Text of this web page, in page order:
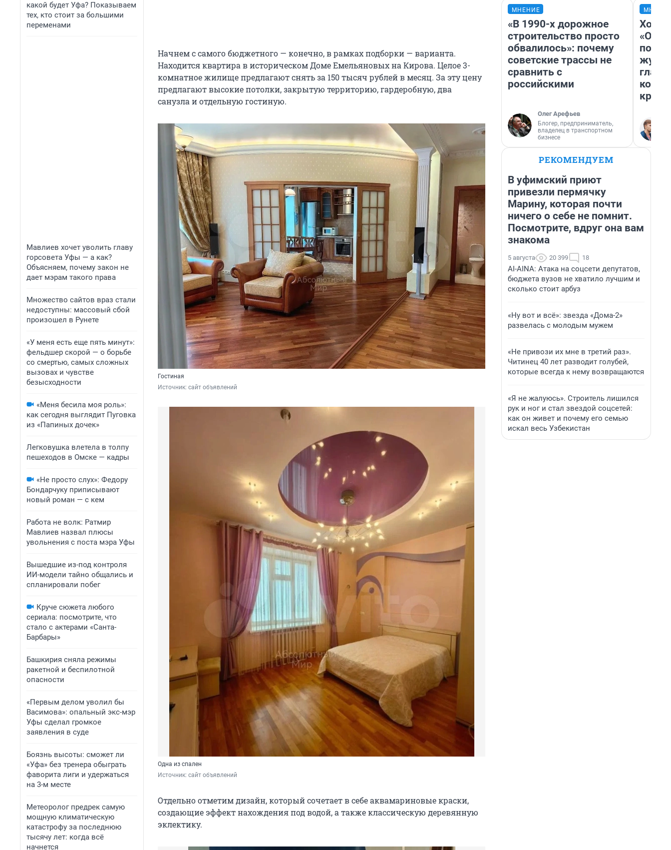
какой будет Уфа? Показываем
тех, кто стоит за большими
переменами
Мавлиев хочет уволить главу
горсовета Уфы — а как?
Объясняем, почему закон не
дает мэрам такого права
Множество сайтов враз стали
недоступны: массовый сбой
произошел в Рунете
«У меня есть еще пять минут»:
фельдшер скорой — о борьбе
со смертью, самых сложных
вызовах и чувстве
безысходности
«Меня бесила моя роль»:
как сегодня выглядит Пуговка
из «Папиных дочек»
Легковушка влетела в толпу
пешеходов в Омске — кадры
«Не просто слух»: Федору
Бондарчуку приписывают
новый роман — с кем
Работа не волк: Ратмир
Мавлиев назвал плюсы
увольнения с поста мэра Уфы
Вышедшие из-под контроля
ИИ-модели тайно общались и
спланировали побег
Круче сюжета любого
сериала: посмотрите, что
стало с актерами «Санта-
Барбары»
Башкирия сняла режимы
ракетной и беспилотной
опасности
«Первым делом уволил бы
Васимова»: опальный экс-мэр
Уфы сделал громкое
заявления в суде
Боязнь высоты: сможет ли
«Уфа» без тренера обыграть
фаворита лиги и удержаться
на 3-м месте
Метеоролог предрек самую
мощную климатическую
катастрофу за последнюю
тысячу лет: когда всё
начнется
Начнем с самого бюджетного — конечно, в рамках подборки — варианта.
Находится квартира в историческом Доме Емельяновых на Кирова. Целое 3-
комнатное жилище предлагают снять за 150 тысяч рублей в месяц. За эту цену
предлагают высокие потолки, закрытую территорию, гардеробную, два
санузла и отдельную гостиную.
Гостиная
Источник: сайт объявлений
Одна из спален
Источник: сайт объявлений
Отдельно отметим дизайн, который сочетает в себе аквамариновые краски,
создающие эффект нахождения под водой, а также классическую деревянную
эклектику.
МНЕНИЕ
«В 1990-х дорожное
строительство просто
обвалилось»: почему
советские трассы не
сравнить с
российскими
Олег Арефьев
Блогер, предприниматель,
владелец в транспортном
бизнесе
Хоть
РЕКОМЕНДУЕМ
В уфимский приют
привезли пермячку
Марину, которая почти
ничего о себе не помнит.
Посмотрите, вдруг она вам
знакома
5 августа 20 399 18
AI-AINA: Атака на соцсети депутатов,
бюджета вузов не хватило лучшим и
сколько стоит арбуз
«Ну вот и всё»: звезда «Дома-2»
развелась с молодым мужем
«Не привози их мне в третий раз».
Читинец 40 лет разводит голубей,
которые всегда к нему возвращаются
«Я не жалуюсь». Строитель лишился
рук и ног и стал звездой соцсетей:
как он живет и почему его семью
искал весь Узбекистан